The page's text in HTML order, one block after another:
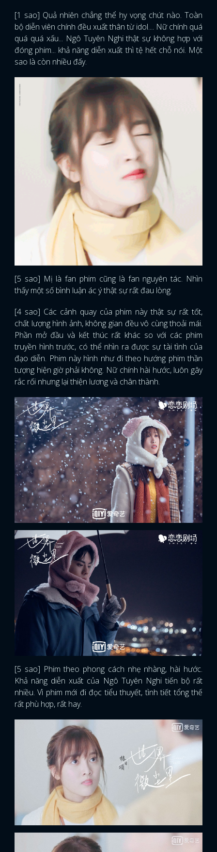
x
ĐĂNG NHẬP
[1 sao] Quả nhiên chẳng thể hy vọng chút nào. Toàn
bộ diễn viên chính đều xuất thân từ idol.... Nữ chính quá
quá quá xấu... Ngô Tuyên Nghi thật sự không hợp với
đóng phim... khả năng diễn xuất thì tệ hết chỗ nói. Một
sao là còn nhiều đấy.
[5 sao] Mị là fan phim cũng là fan nguyên tác. Nhìn
thấy một số bình luận ác ý thật sự rất đau lòng.
[4 sao] Các cảnh quay của phim này thật sự rất tốt,
chất lượng hình ảnh, không gian đều vô cùng thoải mái.
Phần mở đầu và kết thúc rất khác so với các phim
truyền hình trước, có thể nhìn ra được sự tài tình của
đạo diễn. Phim này hình như đi theo hướng phim thần
tượng hiện giờ phải không. Nữ chính hài hước, luôn gây
rắc rối nhưng lại thiện lương và chân thành.
[5 sao] Phim theo phong cách nhẹ nhàng, hài hước.
Khả năng diễn xuất của Ngô Tuyên Nghi tiến bộ rất
nhiều. Vì phim mới đi đọc tiểu thuyết, tình tiết tổng thế
rất phù hợp, rất hay.